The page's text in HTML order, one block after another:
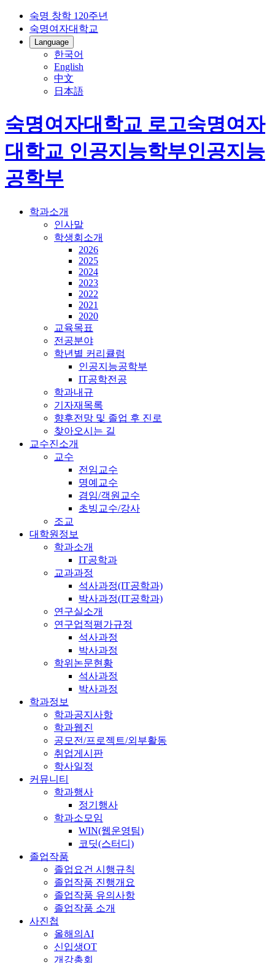
숙명 창학 120주년
숙명여자대학교
Language
한국어
English
中文
日本語
숙명여자대학교 로고숙명여자
대학교 인공지능학부인공지능
공학부
학과소개
인사말
학생회소개
2026
2025
2024
2023
2022
2021
2020
교육목표
전공분야
학년별 커리큘럼
인공지능공학부
IT공학전공
학과내규
기자재목록
향후전망 및 졸업 후 진로
찾아오시는 길
교수진소개
교수
전임교수
명예교수
겸임/객원교수
초빙교수/강사
조교
대학원정보
학과소개
IT공학과
교과과정
석사과정(IT공학과)
박사과정(IT공학과)
연구실소개
연구업적평가규정
석사과정
박사과정
학위논문현황
석사과정
박사과정
학과정보
학과공지사항
학과웹진
공모전/프로젝트/외부활동
취업게시판
학사일정
커뮤니티
학과행사
정기행사
학과소모임
WIN(웹운영팀)
코딧(스터디)
졸업작품
졸업요건 시행규칙
졸업작품 진행개요
졸업작품 유의사항
졸업작품 소개
사진첩
올해의AI
신입생OT
개강총회